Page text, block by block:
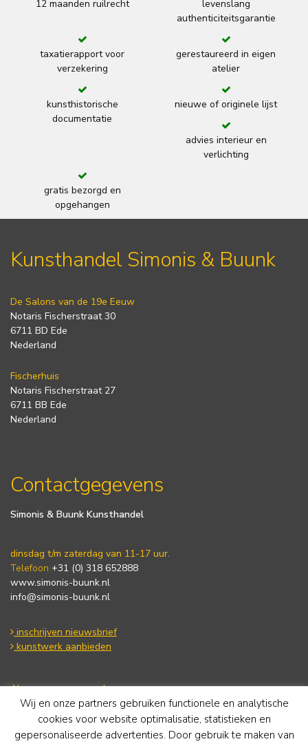
12 maanden ruilrecht
levenslang
authenticiteitsgarantie
taxatierapport voor
verzekering
gerestaureerd in eigen
atelier
kunsthistorische
documentatie
nieuwe of originele lijst
advies interieur en
verlichting
gratis bezorgd en
opgehangen
Kunsthandel Simonis & Buunk
De Salons van de 19e Eeuw
Notaris Fischerstraat 30
6711 BD Ede
Nederland
Fischerhuis
Notaris Fischerstraat 27
6711 BB Ede
Nederland
Contactgegevens
Simonis & Buunk Kunsthandel
dinsdag t/m zaterdag van 11-17 uur.
Telefoon +31 (0) 318 652888
www.simonis-buunk.nl
info@simonis-buunk.nl
inschrijven nieuwsbrief
kunstwerk aanbieden
Algemene voorwaarden
Privacy statement
Cookie Policy
Disclaimer
Wij en onze partners gebruiken functionele en analytische
cookies voor website optimalisatie, statistieken en
gepersonaliseerde advertenties. Door gebruik te maken van